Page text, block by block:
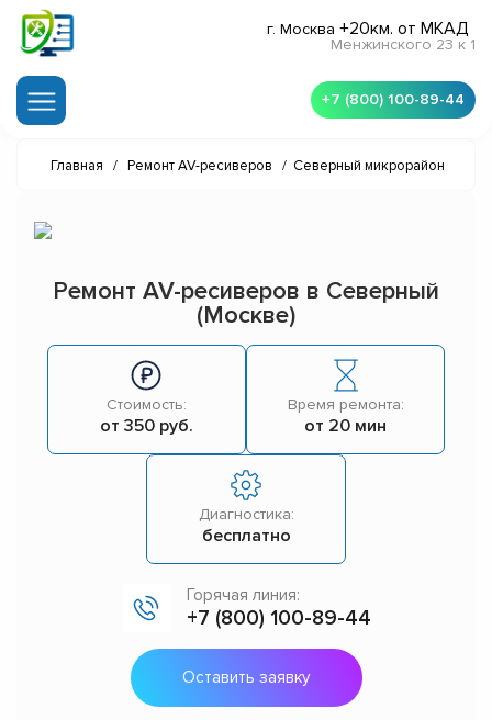
г. Москва +20км. от МКАД
Менжинского 23 к 1
+7 (800) 100-89-44
Главная / Ремонт AV-ресиверов / Северный микрорайон
Ремонт AV-ресиверов в Северный
(Москве)
Стоимость:
от 350 руб.
Время ремонта:
от 20 мин
Диагностика:
бесплатно
Горячая линия:
+7 (800) 100-89-44
Оставить заявку